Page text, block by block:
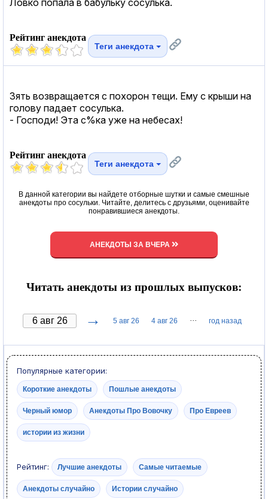
Рейтинг анекдота
Теги анекдота
Зять возвращается с похорон тещи. Ему с крыши на
голову падает сосулька.
- Господи! Эта с%ка уже на небесах!
Рейтинг анекдота
Теги анекдота
В данной категории вы найдете отборные шутки и самые смешные
анекдоты про сосульки. Читайте, делитесь с друзьями, оценивайте
понравившиеся анекдоты.
АНЕКДОТЫ ЗА ВЧЕРА
Читать анекдоты из прошлых выпусков:
→ 5 авг 26 4 авг 26 ··· год назад
Популярные категории:
Короткие анекдоты Пошлые анекдоты
Черный юмор Анекдоты Про Вовочку Про Евреев
истории из жизни
Рейтинг: Лучшие анекдоты Самые читаемые
Анекдоты случайно Истории случайно